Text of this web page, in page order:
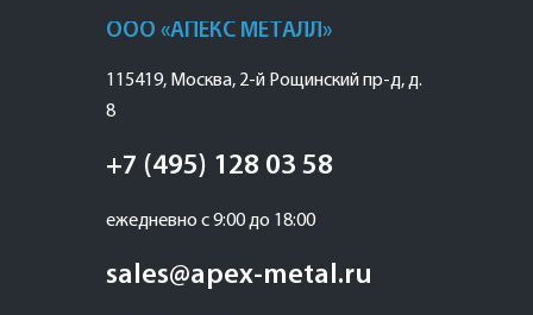
ООО «АПЕКС МЕТАЛЛ»
115419, Москва, 2-й Рощинский пр-д, д.
8
+7 (495) 128 03 58
ежедневно с 9:00 до 18:00
sales@apex-metal.ru